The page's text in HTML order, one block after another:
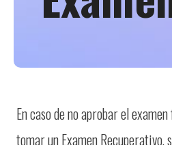
En caso de no aprobar el
tomar un Examen Recuperativo,